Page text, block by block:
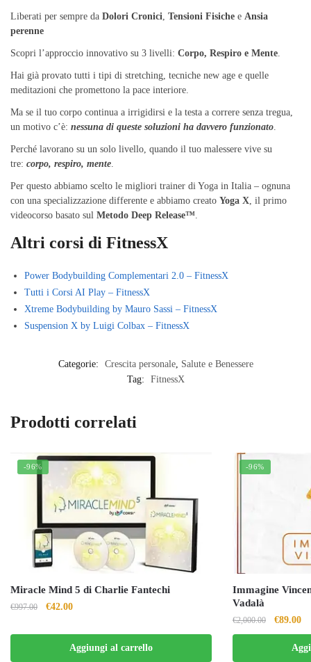
Liberati per sempre da Dolori Cronici Tensioni Fisiche e Ansia
perenne
Scopri l’approccio innovativo su 3 livelli: Corpo, Respiro e Mente
Hai già provato tutti i tipi di stretching, tecniche new age e quelle
meditazioni che promettono la pace interiore.
Ma se il tuo corpo continua a irrigidirsi e la testa a correre senza tregua,
un motivo c’è: nessuna di queste soluzioni ha davvero funzionato.
Perché lavorano su un solo livello, quando il tuo malessere vive su
tre: corpo, respiro, mente.
Per questo abbiamo scelto le migliori trainer di Yoga in Italia – ognuna
con una specializzazione differente e abbiamo creato Yoga X, il primo
videocorso basato sul Metodo Deep Release™.
Altri corsi di FitnessX
Power Bodybuilding Complementari 2.0 – FitnessX
Tutti i Corsi AI Play – FitnessX
Xtreme Bodybuilding by Mauro Sassi – FitnessX
Suspension X by Luigi Colbax – FitnessX
Categorie: Crescita personale, Salute e Benessere
Tag:
FitnessX
Prodotti correlati
-96%
Miracle Mind 5 di Charlie Fantechi
€997.00
Il
originale
€42.00Il
attuale
è:
Aggiungi al carrello
-96%
Immagine
Vadalà
€2,000.00
Il
prezzo
originale
€89.00Il